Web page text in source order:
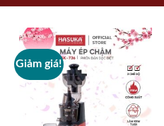
Giảm giá!